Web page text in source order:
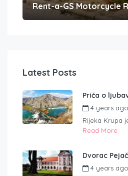
Rent-a-GS Motorcycle
Latest Posts
Priča o
4 years ago
Rijeka Krupa
Read More
Dvorac
4 years ago